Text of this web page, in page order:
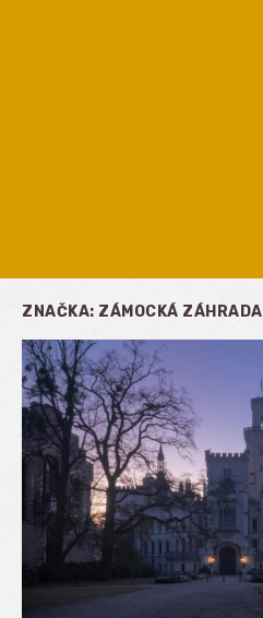
ZNAČKA: ZÁMOCKÁ ZÁHRADA